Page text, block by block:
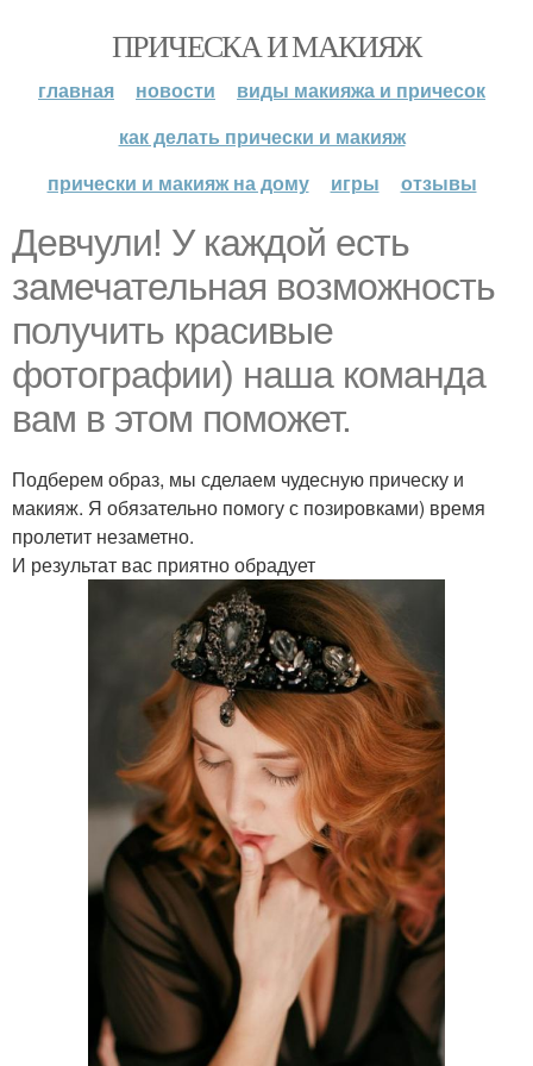
ПРИЧЕСКА И МАКИЯЖ
главная новости
виды макияжа и причесок
как делать прически и макияж
прически и макияж на дому
игры отзывы
Девчули! У каждой есть
замечательная возможность
получить красивые
фотографии) наша команда
вам в этом поможет.
Подберем образ, мы сделаем чудесную прическу и
макияж. Я обязательно помогу с позировками) время
пролетит незаметно.
И результат вас приятно обрадует